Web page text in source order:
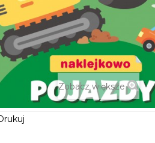
Zobacz większe